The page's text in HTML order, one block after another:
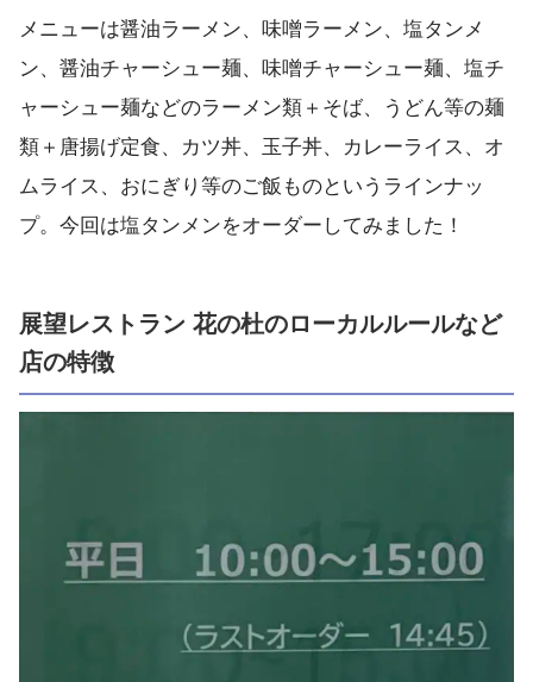
メニューは醤油ラーメン、味噌ラーメン、塩タンメ
ン、醤油チャーシュー麺、味噌チャーシュー麺、塩チ
ャーシュー麺などのラーメン類＋そば、うどん等の麺
類＋唐揚げ定食、カツ丼、玉子丼、カレーライス、オ
ムライス、おにぎり等のご飯ものというラインナッ
プ。今回は塩タンメンをオーダーしてみました！
展望レストラン 花の杜のローカルルールなど
店の特徴